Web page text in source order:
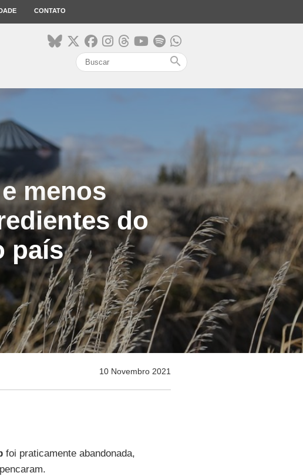
CONTATO
search
menos
do
país
10 Novembro 2021
foi praticamente abandonada,